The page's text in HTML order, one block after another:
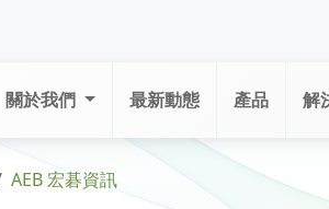
關於我們 最新動態 產品 解
AEB 宏碁資訊